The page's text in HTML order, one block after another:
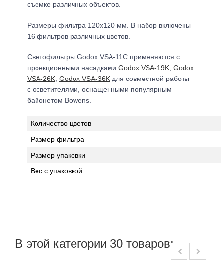
съемке различных объектов.
Размеры фильтра 120х120 мм. В набор включены
16 фильтров различных цветов.
Светофильтры Godox VSA-11C применяются с
проекционными насадками Godox VSA-19K Godox
VSA-26K Godox VSA-36K для совместной работы
с осветителями, оснащенными популярным
байонетом Bowens.
Количество цветов
Размер фильтра
Размер упаковки
Вес с упаковкой
В этой категории 30 товаров: